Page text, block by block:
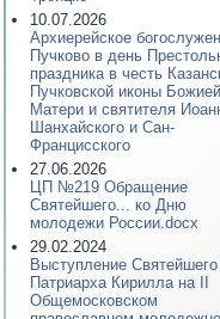
10.07.2026
Архиерейское
Пучково в день
праздника в честь
Пучковской иконы Божией
Матери и святителя
Шанхайского и Сан-
Францисского
27.06.2026
ЦП №219 Обращение
Святейшего... ко Дню
молодежи России.docx
29.02.2024
Выступление Святейшего
Патриарха Кирилла на II
Общемосковском